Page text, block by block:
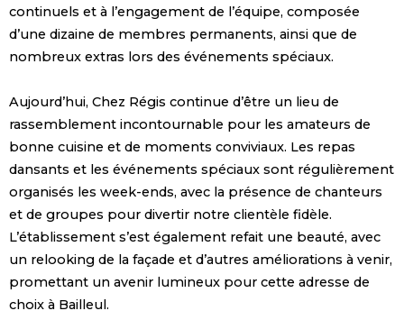
continuels et à l’engagement de l’équipe, composée
d’une dizaine de membres permanents, ainsi que de
nombreux extras lors des événements spéciaux.
Aujourd’hui, Chez Régis continue d’être un lieu de
rassemblement incontournable pour les amateurs de
bonne cuisine et de moments conviviaux. Les repas
dansants et les événements spéciaux sont régulièrement
organisés les week-ends, avec la présence de chanteurs
et de groupes pour divertir notre clientèle fidèle.
L’établissement s’est également refait une beauté, avec
un relooking de la façade et d’autres améliorations à venir,
promettant un avenir lumineux pour cette adresse de
choix à Bailleul.